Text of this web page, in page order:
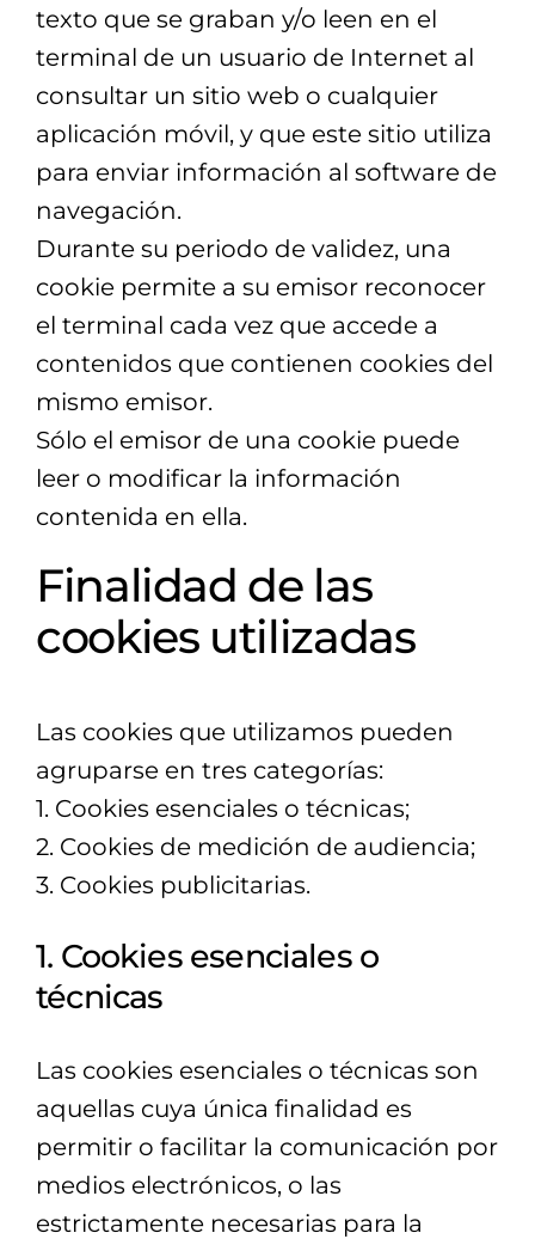
texto que se graban y/o leen en el
terminal de un usuario de Internet al
consultar un sitio web o cualquier
aplicación móvil, y que este sitio utiliza
para enviar información al software de
navegación.
Durante su periodo de validez, una
cookie permite a su emisor reconocer
el terminal cada vez que accede a
contenidos que contienen cookies del
mismo emisor.
Sólo el emisor de una cookie puede
leer o modificar la información
contenida en ella.
Finalidad de las
cookies utilizadas
Las cookies que utilizamos pueden
agruparse en tres categorías:
1. Cookies esenciales o técnicas;
2. Cookies de medición de audiencia;
3. Cookies publicitarias.
1. Cookies esenciales o
técnicas
Las cookies esenciales o técnicas son
aquellas cuya única finalidad es
permitir o facilitar la comunicación por
medios electrónicos, o las
estrictamente necesarias para la